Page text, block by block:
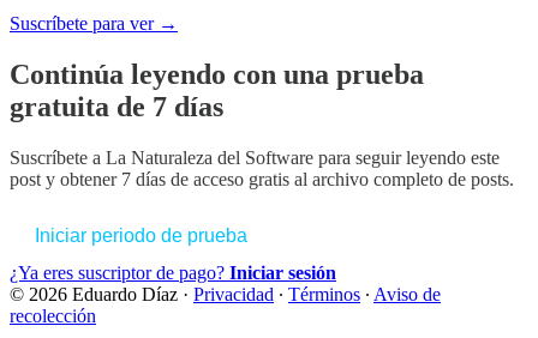
Suscríbete para ver →
Continúa leyendo con una prueba
gratuita de 7 días
Suscríbete a La Naturaleza del Software para seguir leyendo este
post y obtener 7 días de acceso gratis al archivo completo de posts.
Iniciar periodo de prueba
¿Ya eres suscriptor de pago? Iniciar sesión
© 2026 Eduardo Díaz · Privacidad ∙ Términos ∙ Aviso de
recolección